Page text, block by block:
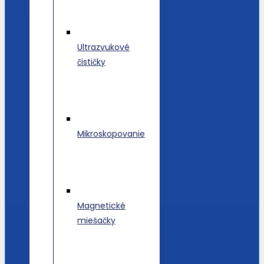
Ultrazvukové
čističky
Mikroskopovanie
Magnetické
miešačky